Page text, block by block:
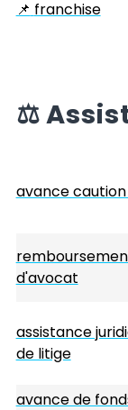
📌 franchise
⚖️
avance
d'avocat
assistance
de litige
avance de